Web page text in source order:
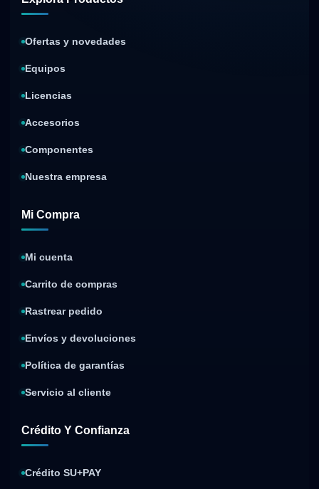
Ofertas y novedades
Equipos
Licencias
Accesorios
Componentes
Nuestra empresa
Mi Compra
Mi cuenta
Carrito de compras
Rastrear pedido
Envíos y devoluciones
Política de garantías
Servicio al cliente
Crédito Y Confianza
Crédito SU+PAY